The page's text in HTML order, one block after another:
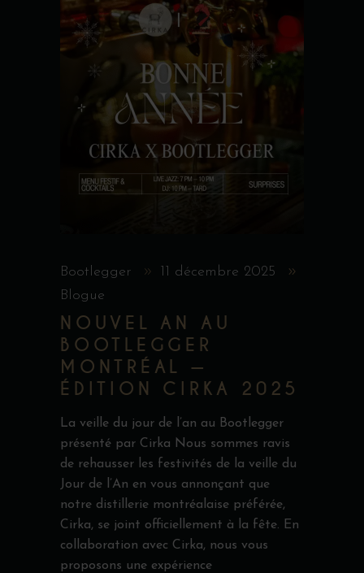
Bootlegger
11 décembre 2025
Blogue
NOUVEL AN AU
BOOTLEGGER
MONTRÉAL —
ÉDITION CIRKA 2025
La veille du jour de l’an au Bootlegger
présenté par Cirka Nous sommes ravis
de rehausser les festivités de la veille du
Jour de l’An en vous annonçant que
notre distillerie montréalaise préférée,
Cirka, se joint officiellement à la fête. En
collaboration avec Cirka, nous vous
proposons une expérience